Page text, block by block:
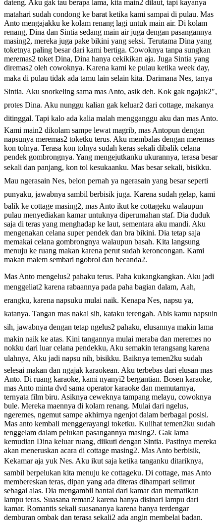
dateng. Aku gak tau berapa lama, kita main2 dilaut, tapi kayanya
matahari sudah condong ke barat ketika kami sampai di pulau. Mas
Anto mengajakku ke kolam renang lagi untuk main air. Di kolam
renang, Dina dan Sintia sedang main air juga dengan pasangannya
masing2, mereka juga pake bikini yang seksi. Terutama Dina yang
toketnya paling besar dari kami bertiga. Cowoknya tanpa sungkan
meremas2 toket Dina, Dina hanya cekikikan aja. Juga Sintia yang
diremas2 oleh cowoknya. Karena kami ke pulau ketika week day,
maka di pulau tidak ada tamu lain selain kita. Darimana Nes, tanya
Sintia. Aku snorkeling sama mas Anto, asik deh. Kok gak ngajak2″,
protes Dina. Aku nunggu kalian gak keluar2 dari cottage, makanya
ditinggal. Tapi kalo ada kalia malah mengganggu aku dan mas Anto.
Kami main2 dikolam sampe lewat magrib, mas Antopun dengan
napsunya meremas2 toketku terus. Aku membalas dengan meremas
kon tolnya. Terasa kon tolnya sudah keras sekali dibalik celana
pendek gombrongnya. Yang mengejutkanku ukurannya, terasa besar
sekali dan panjang, kon tol kesukaanku. Mas besar sekali, bisikku.
Mau ngerasain Nes, belon pernah ya ngerasain yang besar seperti
punyaku, jawabnya sambil berbisik juga. Karena sudah gelap, kami
balik ke cottage masing2, mas Anto ikut ke cottageku walaupun
pulau menyediakan kamar untuknya diperumahan staf. Dia duduk
saja di teras yang menghadap ke laut, sementara aku mandi. Aku
mengenakan celana super pendek dan bra bikini. Dia tetap saja
memakai celana gombrongnya walaupun basah. Kita langsung
menuju ke ruang makan karena perut sudah keroncongan. Kami
makan malem sembari ngobrol dan becanda2.
Mas Anto mengelus2 pahaku terus. Paha kukangkangkan. Aku jadi
menggeliat2 karena rabaannya pada paha bagian dalam, Aah,
erangku, karena napsuku mulai naik. Kenapa Nes, napsu ya,
katanya. Tangan mas nakal sih, kataku terengah. Abis kamu napsuin
sih, jawabnya dengan tetap ngelus2 pahaku, elusannya makin lama
makin naik ke atas. Kini tangannya mulai meraba dan meremes no
nokku dari luar celana pendekku, Aku semakin terangsang karena
ulahnya, Aku jadi napsu nih, bisikku. Baiknya temen2ku sudah
selesai makan dan ngajak karaokean. Aku terbebas dari elusan mas
Anto. Di ruang karaoke, kami nyanyi2 bergantian. Bosen karaoke,
mas Anto minta dvd sama operator karaoke dan memutarnya,
ternyata film biru. Asiknya ceweknya tampang melayu, cowoknya
bule. Mereka maennya di kolam renang. Mulai dari ngelus,
ngeremes, ngemut sampe akhirnya ngenjot dalam berbagai posisi.
Mas anto kembali menggerayangi toketku. Kulihat temen2ku sudah
tenggelam dalam pelukan pasangannya masing2. Gak lama
kemudian Dina keluar ruang, diikuti dengan Sintia. Pastinya mereka
akan meneruskan acara di cottage masing2. Mas Anto berbisik,
Kekamar aja yuk Nes. Aku ikut saja ketika tanganku ditariknya,
sambil berpelukan kita menuju ke cottageku. Di cottage, mas Anto
membereskan teras, dipan yang ada diteras dihampari selimut
sebagai alas. Dia mengambil bantal dari kamar dan mematikan
lampu teras. Suasana reman2 karena hanya disinari lampu dari
kamar. Romantis sekali suasananya karena hanya terdengar
demburan ombak dan terasa sekali2 ada angin membelai badan.